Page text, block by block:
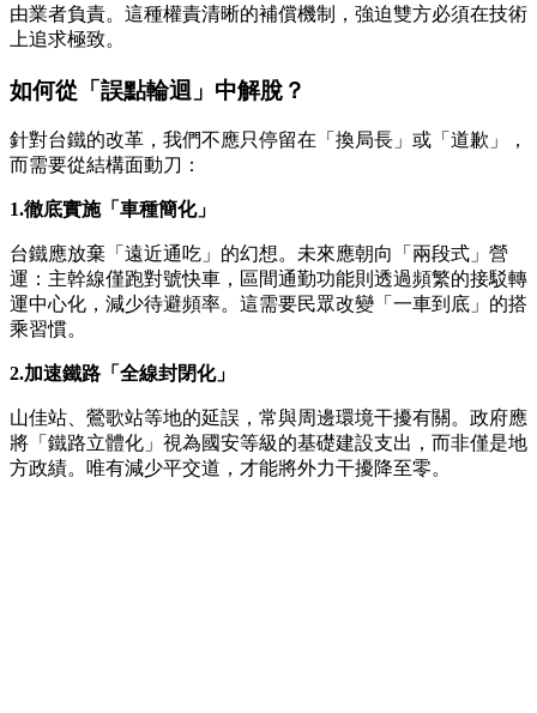
由業者負責。這種權責清晰的補償機制，強迫雙方必須在技術
上追求極致。
如何從「誤點輪迴」中解脫？
針對台鐵的改革，我們不應只停留在「換局長」或「道歉」，
而需要從結構面動刀：
1.徹底實施「車種簡化」
台鐵應放棄「遠近通吃」的幻想。未來應朝向「兩段式」營
運：主幹線僅跑對號快車，區間通勤功能則透過頻繁的接駁轉
運中心化，減少待避頻率。這需要民眾改變「一車到底」的搭
乘習慣。
2.加速鐵路「全線封閉化」
山佳站、鶯歌站等地的延誤，常與周邊環境干擾有關。政府應
將「鐵路立體化」視為國安等級的基礎建設支出，而非僅是地
方政績。唯有減少平交道，才能將外力干擾降至零。